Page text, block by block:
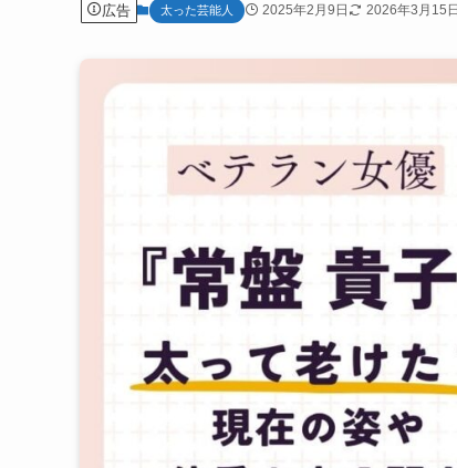
広告 太った芸能人 2025年2月9日 2026年3月15日